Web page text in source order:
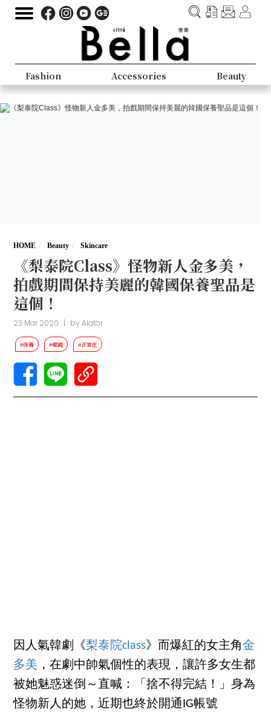
Fashion Accessories Beauty
HOME Beauty Skincare
《梨泰院Class》怪物新人金多美，
拍戲期間保持美麗的韓國保養聖品是
這個！
23 Mar 2020 | byAlator
#保養 #韓國 #正官庄
因人氣韓劇《梨泰院class》而爆紅的女主角金
多美 ，在劇中帥氣個性的表現，讓許多女生都
被她魅惑迷倒～直喊：「捨不得完結！」身為
怪物新人的她，近期也終於開通IG帳號